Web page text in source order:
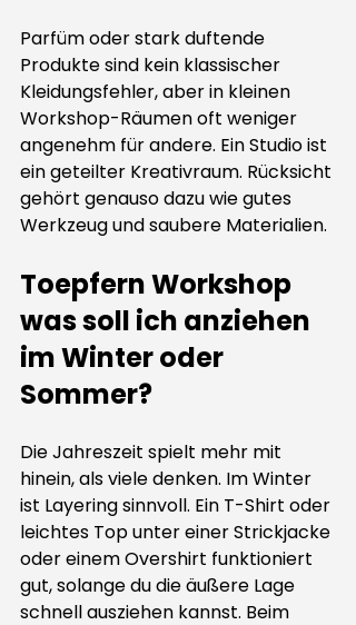
Parfüm oder stark duftende
Produkte sind kein klassischer
Kleidungsfehler, aber in kleinen
Workshop-Räumen oft weniger
angenehm für andere. Ein Studio ist
ein geteilter Kreativraum. Rücksicht
gehört genauso dazu wie gutes
Werkzeug und saubere Materialien.
Toepfern Workshop
was soll ich anziehen
im Winter oder
Sommer?
Die Jahreszeit spielt mehr mit
hinein, als viele denken. Im Winter
ist Layering sinnvoll. Ein T-Shirt oder
leichtes Top unter einer Strickjacke
oder einem Overshirt funktioniert
gut, solange du die äußere Lage
schnell ausziehen kannst. Beim